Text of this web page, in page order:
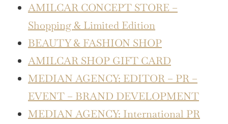
AMILCAR CONCEPT STORE –
Shopping & Limited Edition
BEAUTY & FASHION SHOP
AMILCAR SHOP GIFT CARD
MEDIAN AGENCY: EDITOR – PR –
EVENT – BRAND DEVELOPMENT
MEDIAN AGENCY: International PR